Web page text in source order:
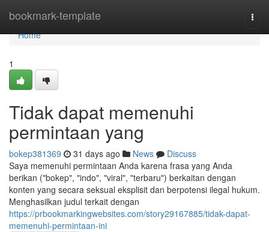
bookmark-template
Home
Home
1
Tidak dapat memenuhi
permintaan yang
bokep381369 31 days ago News
Discuss
Saya memenuhi permintaan Anda karena frasa yang Anda
berikan ("bokep", "indo", "viral", "terbaru") berkaitan dengan
konten yang secara seksual eksplisit dan berpotensi ilegal hukum.
Menghasilkan judul terkait dengan
https://prbookmarkingwebsites.com/story29167885/tidak-dapat-
memenuhi-permintaan-ini